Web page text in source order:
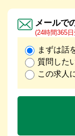
メールで
(24時間365
まずは話
質問した
この求人